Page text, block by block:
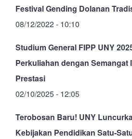
Festival Gending Dolanan
08/12/2022 - 10:10
Studium General FIPP UNY
Perkuliahan dengan Semangat
Prestasi
02/10/2025 - 12:05
Terobosan Baru! UNY
Kebijakan Pendidikan Satu-